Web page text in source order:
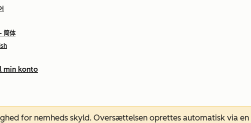
简体
min konto
for nemheds skyld. Oversættelsen oprettes automatisk via en